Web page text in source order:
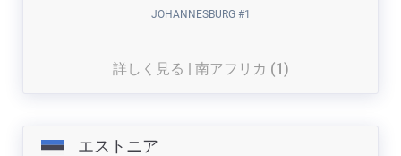
JOHANNESBURG #1
詳しく見る | 南アフリカ (1)
エストニア